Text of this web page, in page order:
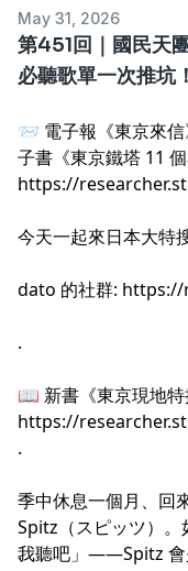
May 31, 2026
第451回｜國民天
必聽歌單一次推
📨 電子報《東京來
子書《東京鐵塔 11
https://
.
今天一起來日本大特
dato 的社群: https://
.
📖 新書《東京現地
https://
.
季中休息一個月、回
Spitz（スピッツ）
我聽吧」——Spitz 會
.